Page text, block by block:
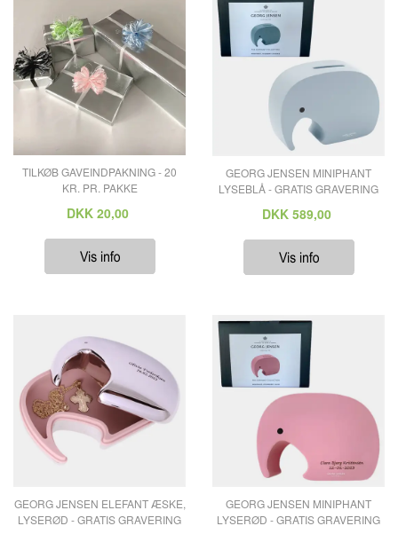
TILKØB GAVEINDPAKNING - 20
KR. PR. PAKKE
DKK 20,00
GEORG JENSEN MINIPHANT
LYSEBLÅ - GRATIS GRAVERING
DKK 589,00
GEORG JENSEN ELEFANT ÆSKE,
LYSERØD - GRATIS GRAVERING
GEORG JENSEN MINIPHANT
LYSERØD - GRATIS GRAVERING